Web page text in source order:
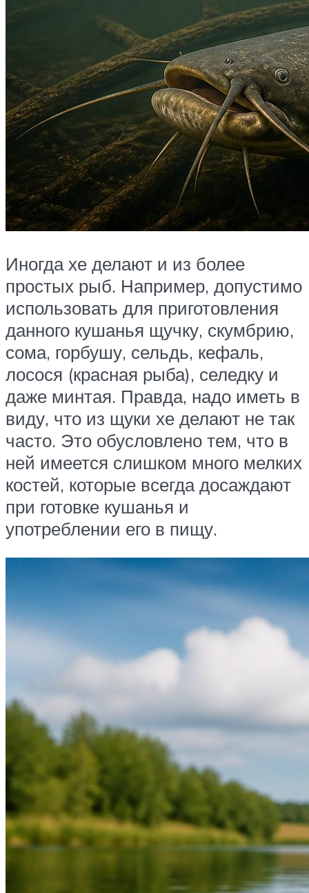
Иногда хе делают и из более
простых рыб. Например, допустимо
использовать для приготовления
данного кушанья щучку, скумбрию,
сома, горбушу, сельдь, кефаль,
лосося (красная рыба), селедку и
даже минтая. Правда, надо иметь в
виду, что из щуки хе делают не так
часто. Это обусловлено тем, что в
ней имеется слишком много мелких
костей, которые всегда досаждают
при готовке кушанья и
употреблении его в пищу.